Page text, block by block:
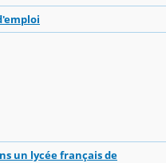
un lycée français de